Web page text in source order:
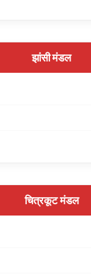
झांसी मंडल
चित्रकूट मंडल